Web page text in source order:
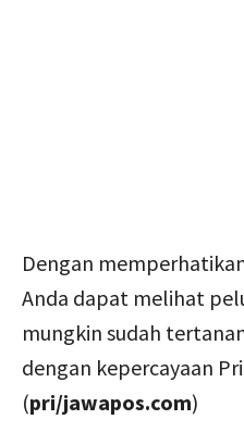
Dengan
Anda dapat melihat
mungkin sudah
dengan kepercayaan
(pri/jawapos.com)